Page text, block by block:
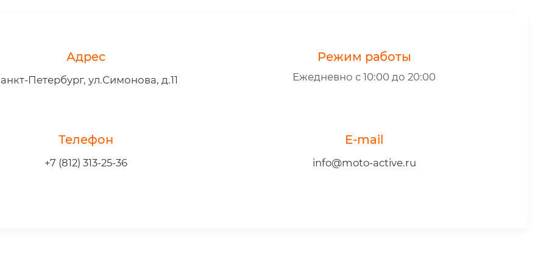
Адрес
Петербург, ул.Симонова, д.11
Режим работы
Ежедневно с 10:00 до 20:00
Телефон
+7 (812) 313-25-36
E-mail
info@moto-active.ru